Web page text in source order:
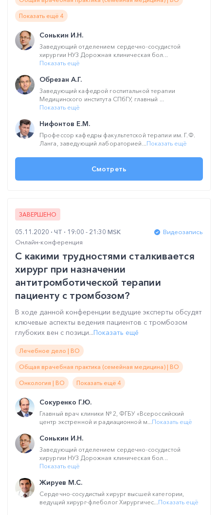
Показать ещё 4
Сонькин И.Н.
Заведующий отделением сердечно-сосудистой
хирургии НУЗ Дорожная клиническая бол...
Показать ещё
Обрезан А.Г.
Заведующий кафедрой госпитальной терапии
Медицинского института СПбГУ, главный ...
Показать ещё
Нифонтов Е.М.
Профессор кафедры факультетской терапии им. Г.Ф.
Ланга, заведующий лабораторией...Показать ещё
Смотреть
ЗАВЕРШЕНО
05.11.2020 ЧТ 19:00 - 21:30 MSK
Видеозапись
Онлайн-конференция
С какими трудностями сталкивается
хирург при назначении
антитромботической терапии
пациенту с тромбозом?
В ходе данной конференции ведущие эксперты обсудят
ключевые аспекты ведения пациентов с тромбозом
глубоких вен с позици...Показать ещё
Лечебное дело | ВО
Общая врачебная практика (семейная медицина) | ВО
Онкология | ВО Показать ещё 4
Сокуренко Г.Ю.
Главный врач клиники № 2, ФГБУ «Всероссийский
центр экстренной и радиационной м...Показать ещё
Сонькин И.Н.
Заведующий отделением сердечно-сосудистой
хирургии НУЗ Дорожная клиническая бол...
Показать ещё
Жируев М.С.
Сердечно-сосудистый хирург высшей категории,
ведущий хирург-флеболог Хирургичес...Показать ещё